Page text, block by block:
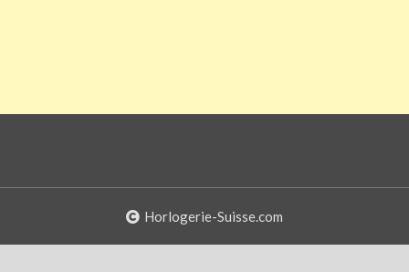
Horlogerie-Suisse.com